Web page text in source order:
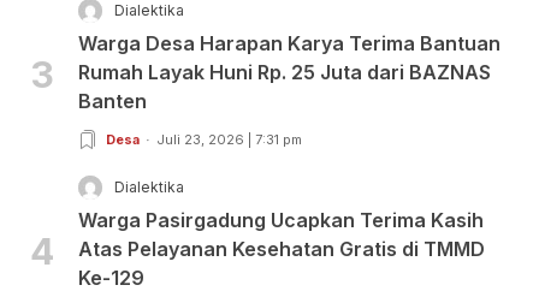
3
Dialektika
Warga Desa Harapan Karya Terima Bantuan
Rumah Layak Huni Rp. 25 Juta dari BAZNAS
Banten
Desa Juli 23, 2026 | 7:31 pm
4
Dialektika
Warga Pasirgadung Ucapkan Terima Kasih
Atas Pelayanan Kesehatan Gratis di TMMD
Ke-129